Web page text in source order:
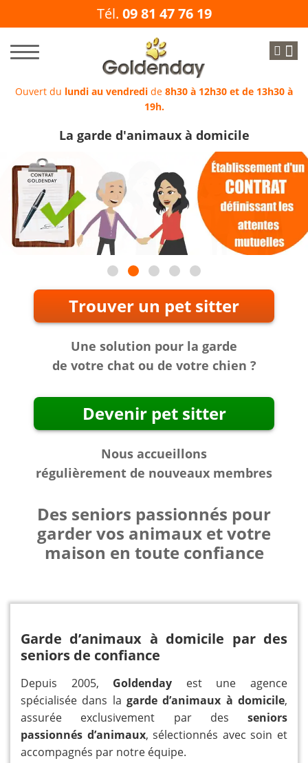
Ouvert du lundi au vendredi de 8h30 à 12h30 et de 13h30 à
19h.
Tél. 09 81 47 76 19
La garde d'animaux à domicile
Trouver un pet sitter
Une solution pour la garde
de votre chat ou de votre chien ?
Devenir pet sitter
Nous accueillons
régulièrement de nouveaux membres
Des seniors passionnés pour
garder vos animaux et votre
maison en toute confiance
Garde d’animaux à domicile par des
seniors de confiance
Depuis 2005, Goldenday est une agence
spécialisée dans la garde d’animaux à domicile,
assurée exclusivement par des seniors
passionnés d’animaux, sélectionnés avec soin et
accompagnés par notre équipe.